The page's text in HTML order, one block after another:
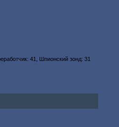
41, Шпионский зонд: 31